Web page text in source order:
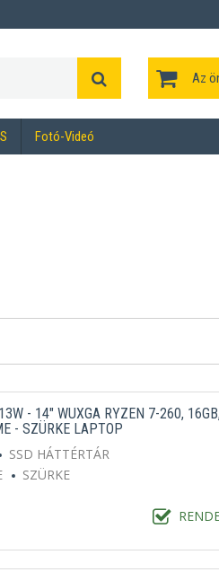
Az
Fotó-Videó
- 14" WUXGA RYZEN 7-260,
- SZÜRKE LAPTOP
SSD HÁTTÉRTÁR
SZÜRKE